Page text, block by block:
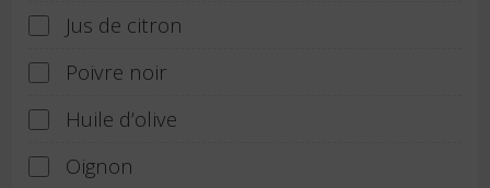
Jus de citron
Poivre noir
Huile d’olive
Oignon